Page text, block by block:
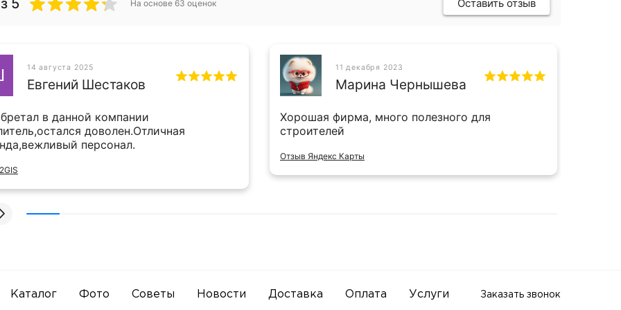
5 На основе 63 оценок Оставить отзыв
14 августа 2025
Евгений Шестаков
в данной компании
доволен.Отличная
персонал.
11 декабря 2023
Марина Чернышева
Хорошая фирма, много полезного для
строителей
Отзыв Яндекс Карты
Каталог Фото Советы Новости Доставка Оплата Услуги Заказать звонок